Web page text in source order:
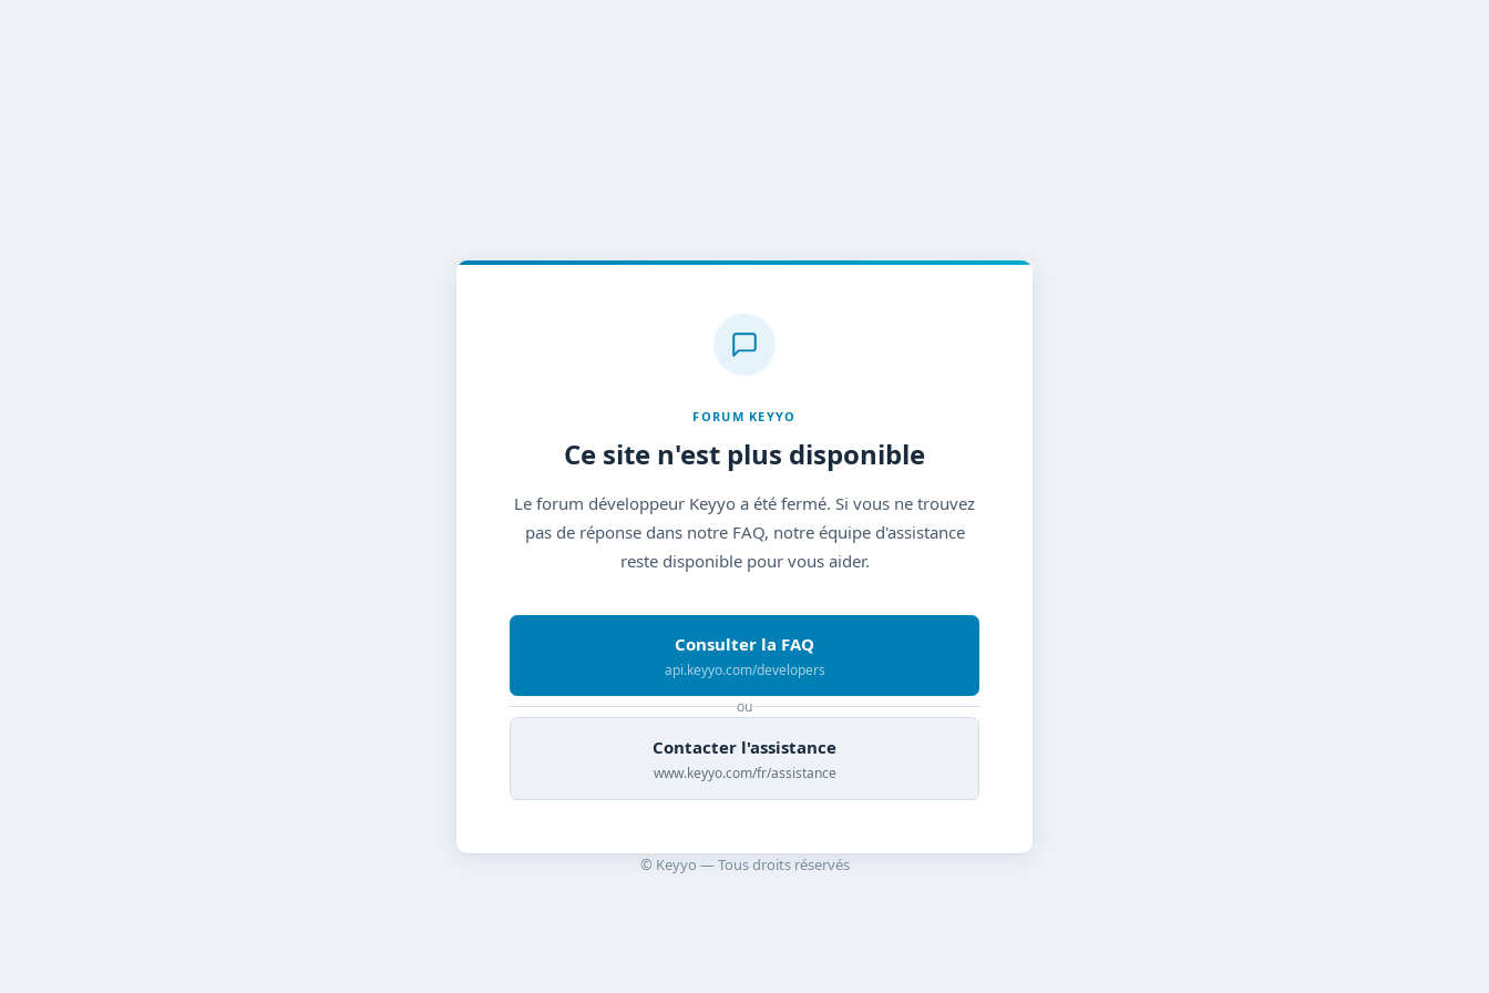
FORUM KEYYO
Ce site n'est plus disponible
Le forum développeur Keyyo a été fermé. Si vous ne trouvez
pas de réponse dans notre FAQ, notre équipe d'assistance
reste disponible pour vous aider.
Consulter la FAQ
api.keyyo.com/developers
ou
Contacter l'assistance
www.keyyo.com/fr/assistance
© Keyyo — Tous droits réservés